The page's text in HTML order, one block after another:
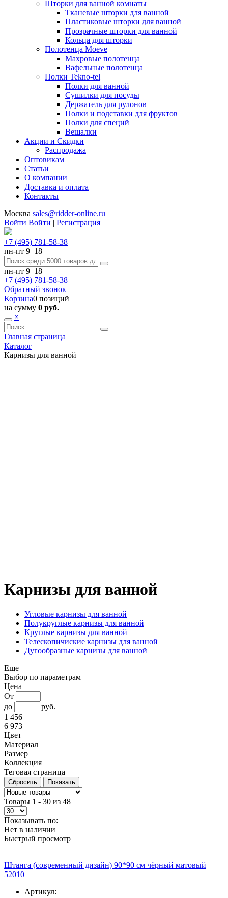
Шторки для ванной комнаты
Тканевые шторки для ванной
Пластиковые шторки для ванной
Прозрачные шторки для ванной
Кольца для шторки
Полотенца Moeve
Махровые полотенца
Вафельные полотенца
Полки Tekno-tel
Полки для ванной
Сушилки для посуды
Держатель для рулонов
Полки и подставки для фруктов
Полки для специй
Вешалки
Акции и Скидки
Распродажа
Оптовикам
Статьи
О компании
Доставка и оплата
Контакты
Москва sales@ridder-online.ru
Войти Войти | Регистрация
+7 (495) 781-58-38
пн-пт 9–18
пн-пт 9–18
+7 (495) 781-58-38
Обратный звонок
Корзина0 позиций
на сумму 0 руб.
×
Главная страница
Каталог
Карнизы для ванной
Карнизы для ванной
Угловые карнизы для ванной
Полукруглые карнизы для ванной
Круглые карнизы для ванной
Телескопичиские карнизы для ванной
Дугообразные карнизы для ванной
Еще
Выбор по параметрам
Цена
От
до
руб.
1 456
6 973
Цвет
Материал
Размер
Коллекция
Теговая страница
Товары 1 - 30 из 48
Показывать по:
Нет в наличии
Быстрый просмотр
Штанга (современный дизайн) 90*90 см чёрный матовый
52010
Артикул: